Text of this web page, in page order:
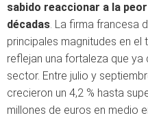
sabido reaccionar a la
décadas. La firma francesa
principales magnitudes en
reflejan una fortaleza que
sector. Entre julio y
crecieron un 4,2 % hasta
millones de euros en medio